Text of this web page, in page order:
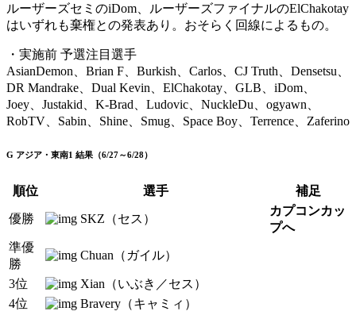
ルーザーズセミのiDom、ルーザーズファイナルのElChakotay
はいずれも棄権との発表あり。おそらく回線によるもの。
・実施前 予選注目選手
AsianDemon、Brian F、Burkish、Carlos、CJ Truth、Densetsu、
DR Mandrake、Dual Kevin、ElChakotay、GLB、iDom、
Joey、Justakid、K-Brad、Ludovic、NuckleDu、ogyawn、
RobTV、Sabin、Shine、Smug、Space Boy、Terrence、Zaferino
G アジア・東南1 結果（6/27～6/28）
順位 選手 補足
優勝 SKZ（セス）
カプコンカッ
プへ
準優
勝
Chuan（ガイル）
3位
Xian（いぶき／セス）
4位
Bravery（キャミィ）